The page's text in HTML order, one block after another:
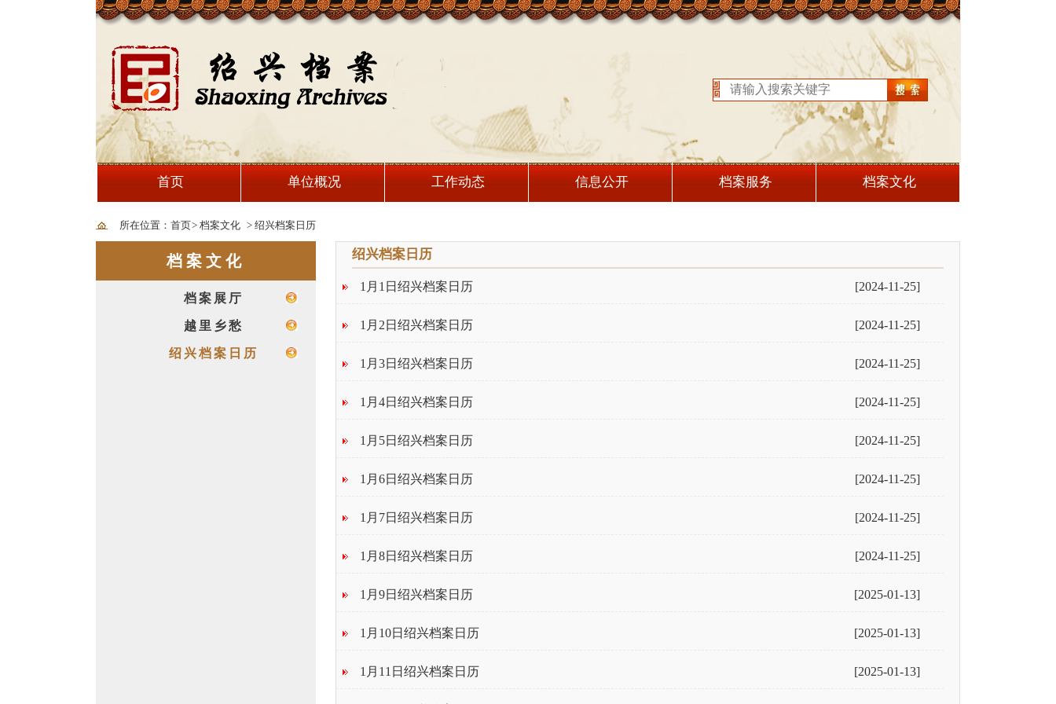
首页 单位概况 工作动态 信息公开 档案服务 档案文化
所在位置：首页> 档案文化 > 绍兴档案日历
档案文化
档案展厅
越里乡愁
绍兴档案日历
绍兴档案日历
1月1日绍兴档案日历 [2024-11-25]
1月2日绍兴档案日历 [2024-11-25]
1月3日绍兴档案日历 [2024-11-25]
1月4日绍兴档案日历 [2024-11-25]
1月5日绍兴档案日历 [2024-11-25]
1月6日绍兴档案日历 [2024-11-25]
1月7日绍兴档案日历 [2024-11-25]
1月8日绍兴档案日历 [2024-11-25]
1月9日绍兴档案日历 [2025-01-13]
1月10日绍兴档案日历 [2025-01-13]
1月11日绍兴档案日历 [2025-01-13]